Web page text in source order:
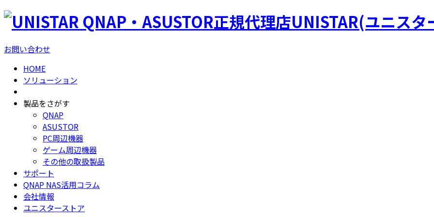
QNAP・ASUSTOR正規代理店UNISTAR(ユニスタ
お問い合わせ
HOME
ソリューション
製品をさがす
QNAP
ASUSTOR
PC周辺機器
ゲーム周辺機器
その他の取扱製品
サポート
QNAP NAS活用コラム
会社情報
ユニスターストア